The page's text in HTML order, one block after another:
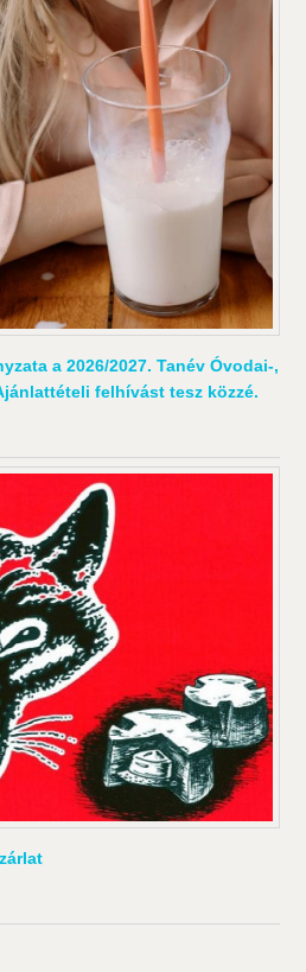
a 2026/2027. Tanév Óvodai-,
felhívást tesz közzé.